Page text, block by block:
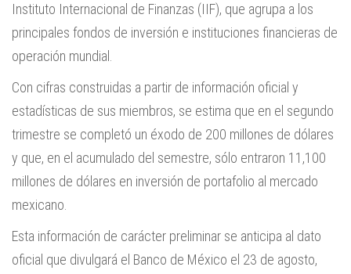
Instituto Internacional de Finanzas (IIF), que agrupa a los
principales fondos de inversión e instituciones financieras de
operación mundial.
Con cifras construidas a partir de información oficial y
estadísticas de sus miembros, se estima que en el segundo
trimestre se completó un éxodo de 200 millones de dólares
y que, en el acumulado del semestre, sólo entraron 11,100
millones de dólares en inversión de portafolio al mercado
mexicano.
Esta información de carácter preliminar se anticipa al dato
oficial que divulgará el Banco de México el 23 de agosto,